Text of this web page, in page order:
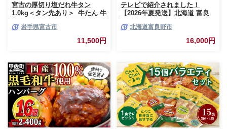
宮古の厚切り塩だれ牛タン
1.0kg＜タン先あり＞_牛たん 牛
厚切り牛タン【1181948】
岩手県宮古市
11,500円
テレビで紹介されました！
【2026年夏発送】北海道 富良
上 大玉サイズ メロン
北海道富良野市
16,000円